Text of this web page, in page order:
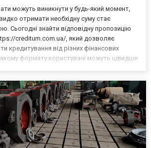
можуть виникнути у будь-який момент,
отримати необхідну суму стає
Сьогодні знайти відповідну пропозицію
creditum.com.ua/, який дозволяє
кредитування від різних фінансових
формату користувачі можуть швидше